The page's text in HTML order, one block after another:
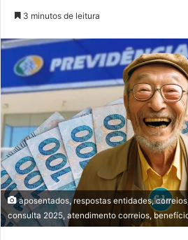
mail
3 minutos de leitura
aposentados, respostas entidades,
consulta 2025, atendimento correios,